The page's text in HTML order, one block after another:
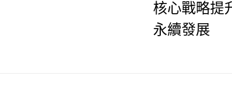
核心戰略提
永續發展